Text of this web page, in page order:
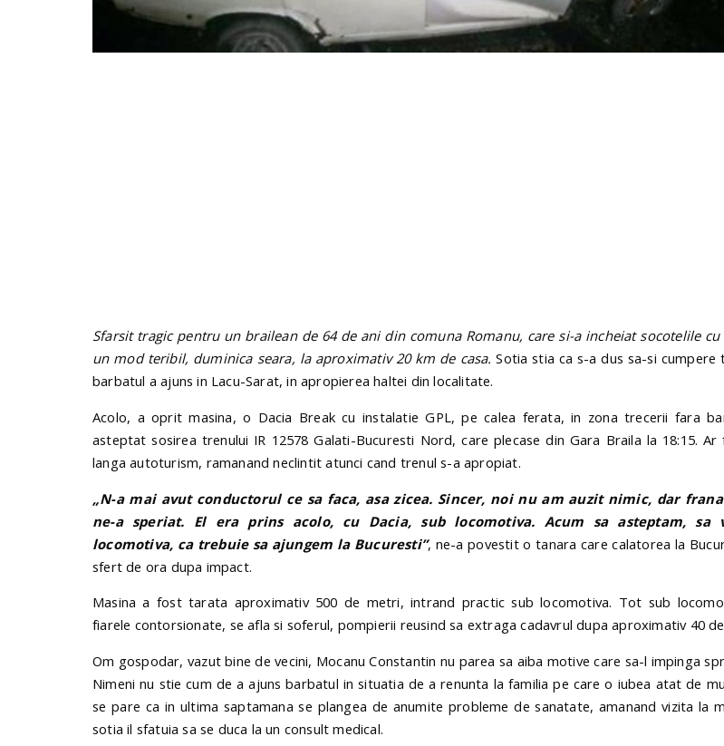
Sfarsit tragic pentru un brailean de 64 de ani din comuna Romanu, care si-a incheiat socotelile
un mod teribil, duminica seara, la aproximativ 20 km de casa.Sotia stia ca s-a dus sa-si cumpere
barbatul a ajuns in Lacu-Sarat, in apropierea haltei din localitate.
Acolo, a oprit masina, o Dacia Break cu instalatie GPL, pe calea ferata, in zona trecerii fara
asteptat sosirea trenului IR 12578 Galati-Bucuresti Nord, care plecase din Gara Braila la 18:15.
langa autoturism, ramanand neclintit atunci cand trenul s-a apropiat.
„N-a mai avut conductorul ce sa faca, asa zicea. Sincer, noi nu am auzit nimic, dar
ne-a speriat. El era prins acolo, cu Dacia, sub locomotiva. Acum sa asteptam, sa
locomotiva, ca trebuie sa ajungem la Bucuresti”, ne-a povestit o tanara care calatorea la
sfert de ora dupa impact.
Masina a fost tarata aproximativ 500 de metri, intrand practic sub locomotiva. Tot sub
fiarele contorsionate, se afla si soferul, pompierii reusind sa extraga cadavrul dupa aproximativ 40
Om gospodar, vazut bine de vecini, Mocanu Constantin nu parea sa aiba motive care sa-l impinga
Nimeni nu stie cum de a ajuns barbatul in situatia de a renunta la familia pe care o iubea atat de
se pare ca in ultima saptamana se plangea de anumite probleme de sanatate, amanand vizita la
sotia il sfatuia sa se duca la un consult medical.